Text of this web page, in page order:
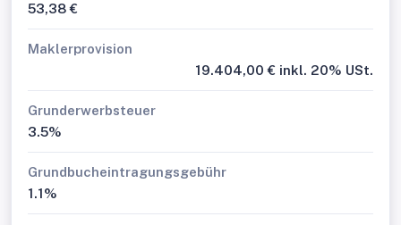
53,38 €
Maklerprovision
19.404,00 € inkl. 20% USt.
Grunderwerbsteuer
3.5%
Grundbucheintragungsgebühr
1.1%